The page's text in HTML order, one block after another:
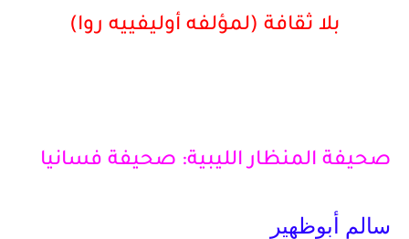
بلا ثقافة (لمؤلفه أوليفييه روا)
صحيفة المنظار الليبية: صحيفة فسانيا
سالم أبوظهير